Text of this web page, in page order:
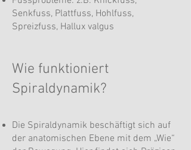
Senkfuss, Plattfuss, Hohlfuss,
Spreizfuss, Hallux valgus
Wie funktioniert
Spiraldynamik?
Die Spiraldynamik beschäftigt sich auf
der anatomischen Ebene mit dem „Wie“